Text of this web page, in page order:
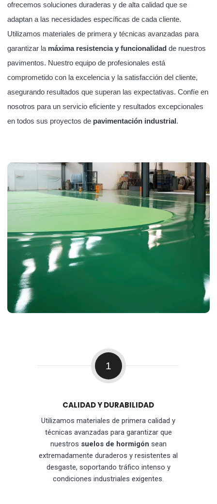
ofrecemos soluciones duraderas y de alta calidad que se
adaptan a las necesidades específicas de cada cliente.
Utilizamos materiales de primera y técnicas avanzadas para
garantizar la máxima resistencia y funcionalidad de nuestros
pavimentos. Nuestro equipo de profesionales está
comprometido con la excelencia y la satisfacción del cliente,
asegurando resultados que superan las expectativas. Confíe en
nosotros para un servicio eficiente y resultados excepcionales
en todos sus proyectos de pavimentación industrial.
1
CALIDAD Y DURABILIDAD
Utilizamos materiales de primera calidad y
técnicas avanzadas para garantizar que
nuestros suelos de hormigón sean
extremadamente duraderos y resistentes al
desgaste, soportando tráfico intenso y
condiciones industriales exigentes.